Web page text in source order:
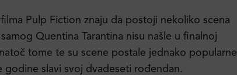
Pulp Fiction znaju da postoji nekoliko scena
Quentina Tarantina nisu našle u finalnoj
tome te su scene postale jednako popularne
godine slavi svoj dvadeseti rođendan.